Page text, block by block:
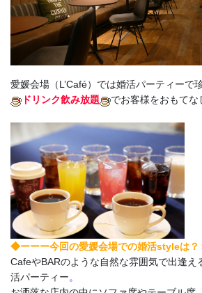
愛媛会場（L’Café）では婚活パーティーで
ドリンク飲み放題
でお客様をおもてな
◆ーーー今回の愛媛会場での婚活styleは？
CafeやBARのような自然な雰囲気で出逢え
活パーティー。